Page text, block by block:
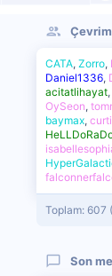
CATA Zorro
Daniel1336
acitatlihayat
OySeon
baymax
Toplam: 607
Son